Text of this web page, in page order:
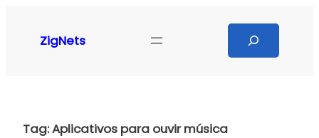
ZigNets
Tag:Aplicativos para ouvir música